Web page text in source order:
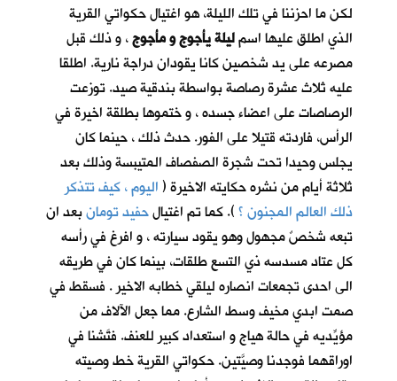
لكن ما احزننا في تلك الليلة، هو اغتيال حكواتي القرية
الذي اطلق عليها اسمليلة يأجوج و مأجوج، و ذلك قبل
مصرعه على يد شخصين كانا يقودان دراجة نارية. اطلقا
عليه ثلاث عشرة رصاصة بواسطة بندقية صيد. توزعت
الرصاصات على اعضاء جسده ، و ختموها بطلقة اخيرة في
الرأس، فاردته قتيلا على الفور. حدث ذلك ، حينما كان
يجلس وحيدا تحت شجرة الصفصاف المتيبسة وذلك بعد
ثلاثة أيام من نشره حكايته الاخيرة (اليوم ، كيف تتذكر
ذلك العالم المجنون ؟). كما تم اغتيالحفيد تومانبعد ان
تبعه شخصٌ مجهول وهو يقود سيارته ، و افرغ في رأسه
كل عتاد مسدسه ذي التسع طلقات، بينما كان في طريقه
الى احدى تجمعات انصاره ليلقي خطابه الاخير . فسقط في
صمت ابدي مخيف وسط الشارع. مما جعل الآلاف من
مؤيِّديه في حالة هياج و استعداد كبير للعنف. فتَّشنا في
اوراقهما فوجدنا وصيَّتين. حكواتي القرية خط وصيته